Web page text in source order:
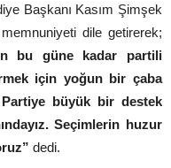
Başkanı Kasım Şimşek
dile getirerek;
bu güne kadar partili
için yoğun bir çaba
büyük bir destek
Seçimlerin huzur
dedi.